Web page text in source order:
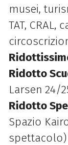
musei,
TAT, CRAL,
Ridotto
Larsen 24/
Ridotto
Spazio
spettacolo)